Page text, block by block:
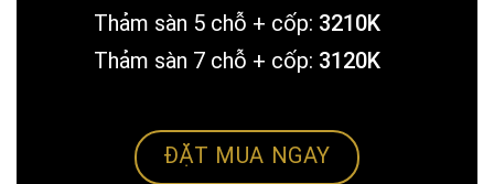
Thảm sàn 5 chỗ + cốp: 3210K
Thảm sàn 7 chỗ + cốp: 3120K
ĐẶT MUA NGAY